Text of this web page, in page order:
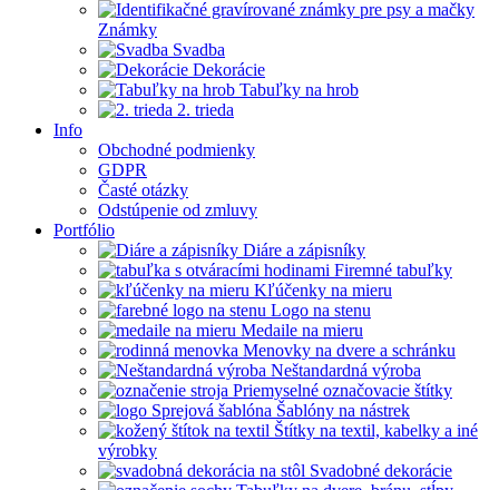
Známky
Svadba
Dekorácie
Tabuľky na hrob
2. trieda
Info
Obchodné podmienky
GDPR
Časté otázky
Odstúpenie od zmluvy
Portfólio
Diáre a zápisníky
Firemné tabuľky
Kľúčenky na mieru
Logo na stenu
Medaile na mieru
Menovky na dvere a schránku
Neštandardná výroba
Priemyselné označovacie štítky
Šablóny na nástrek
Štítky na textil, kabelky a iné
výrobky
Svadobné dekorácie